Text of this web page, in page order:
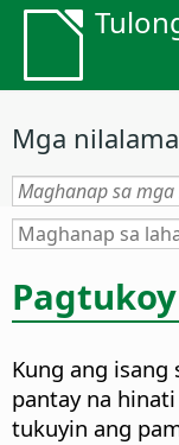
Mga
Kung ang
pantay na
tukuyin ang